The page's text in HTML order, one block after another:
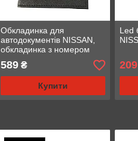
Обкладинка для
автодокументів NISSAN,
обкладинка з номером
авто Ніссан
589₴
Купити
Led
209